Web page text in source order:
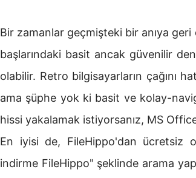
Bir zamanlar geçmişteki bir anıya
başlarındaki basit ancak güvenilir
olabilir. Retro bilgisayarların çağını
ama şüphe yok ki basit ve kolay-
hissi yakalamak istiyorsanız, MS
En iyisi de, FileHippo'dan ücretsiz
indirme FileHippo" şeklinde arama